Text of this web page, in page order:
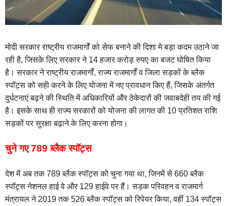
मोदी सरकार राष्ट्रीय राजमार्गों को सेफ बनाने की दिशा मे बड़ा कदम उठाने जा
रही है, जिसके लिए सरकार ने 14 हजार करोड़ रुपए का बजट घोषित किया
है। सरकार ने राष्ट्रीय राजमार्गों, राज्य राजमार्गों व जिला सड़कों के ब्लैक
स्पॉट्स को सही करने के लिए योजना में नए प्रावधान किए हैं, जिसके अंतर्गत
दुर्धटनाएं बढ़ने की स्थिति में अधिकारियों और ठेकेदारों की जवाबदेही तय की गई
है। इसके साथ ही राज्य सरकारों को योजना की लागत की 10 प्रतिशत राशि
सड़कों पर सुरक्षा बढ़ाने के लिए करना होगा।
चुने गए 789 ब्लैक स्पॉट्स
देश में अब तक 789 ब्लैक स्पॉट्स को चुना गया था, जिनमें से 660 ब्लैक
स्पॉट्स नेशनल हाई वे और 129 हाईवे पर हैं। सड़क परिवहन व राजमार्ग
मंत्रायल ने 2019 तक 526 ब्लैक स्पॉट्स को रिपेयर किया, वहीं 134 स्पॉट्स